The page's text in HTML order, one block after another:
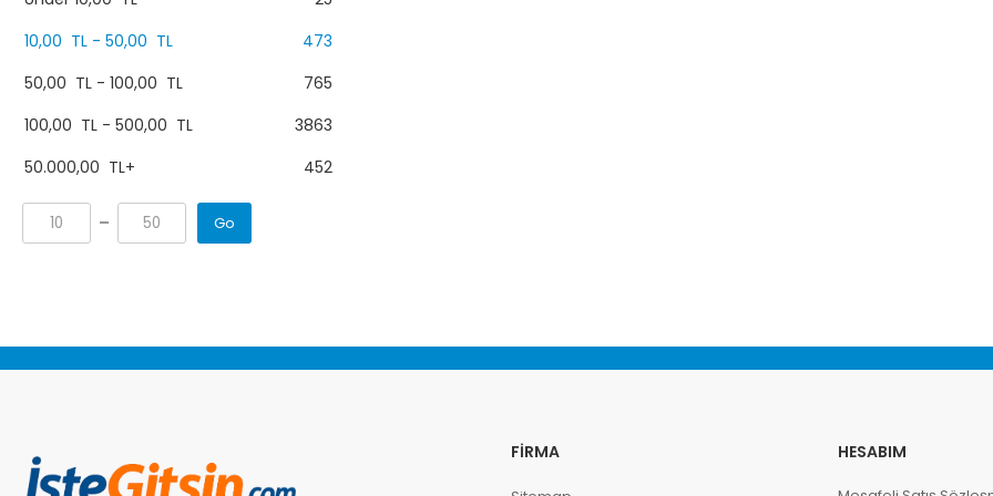
10,00 TL - 50,00 TL
473
50,00 TL - 100,00 TL
765
100,00 TL - 500,00 TL
3863
50.000,00 TL+ 452
Go
FIRMA HESABIM